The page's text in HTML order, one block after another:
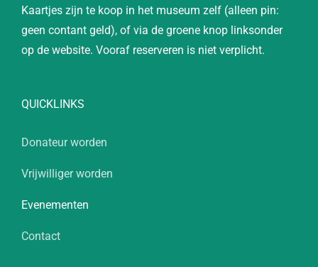
Kaartjes zijn te koop in het museum zelf (alleen pin:
geen contant geld), of via de groene knop linksonder
op de website. Vooraf reserveren is niet verplicht.
QUICKLINKS
Donateur worden
Vrijwilliger worden
Evenementen
Contact